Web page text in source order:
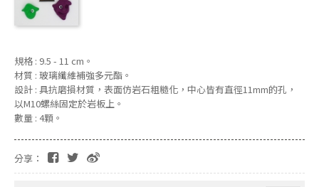
規格 : 9.5 - 11 cm。
材質 : 玻璃纖維補強多元酯。
設計 : 具抗磨損材質，表面仿岩石粗糙化，中心皆有直徑11mm的孔，
以M10螺絲固定於岩板上。
數量 : 4顆。
分享：